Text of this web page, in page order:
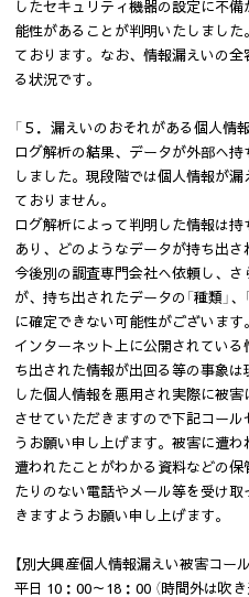
したセキュリティ機器の設定に不
能性があることが判明いたしまし
ております。なお、情報漏えいの
る状況です。
「５．漏えいのおそれがある個人情
ログ解析の結果、データが外部へ
しました。現段階では個人情報が
ておりません。
ログ解析によって判明した情報は持
あり、どのようなデータが持ち出さ
今後別の調査専門会社へ依頼し、
が、持ち出されたデータの「種類」、
に確定できない可能性がございます。
インターネット上に公開されてい
ち出された情報が出回る等の事象
した個人情報を悪用され実際に被
させていただきますので下記コー
うお願い申し上げます。被害に遭
遭われたことがわかる資料などの
たりのない電話やメール等を受け
きますようお願い申し上げます。
【別大興産個人情報漏えい被害コー
平日 10：00～18：00 （時間外は吹